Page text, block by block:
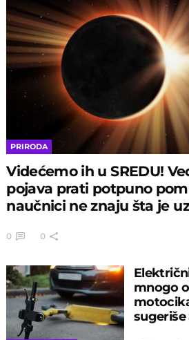
PRIRODA
Videćemo ih u SREDU!
pojava prati potpuno
naučnici ne znaju šta je
0 0
mnogo
sugeriše